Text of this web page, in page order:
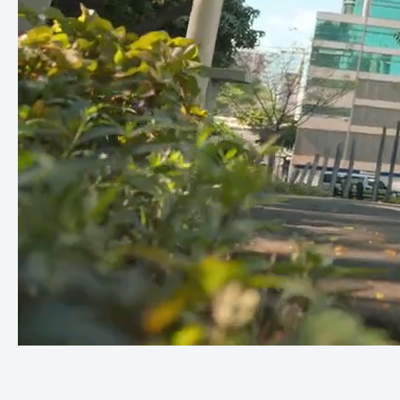
SE3SL - la solution intelligente pour tous ceux qui veulent se
déplacer en ville avec style et sans effort !